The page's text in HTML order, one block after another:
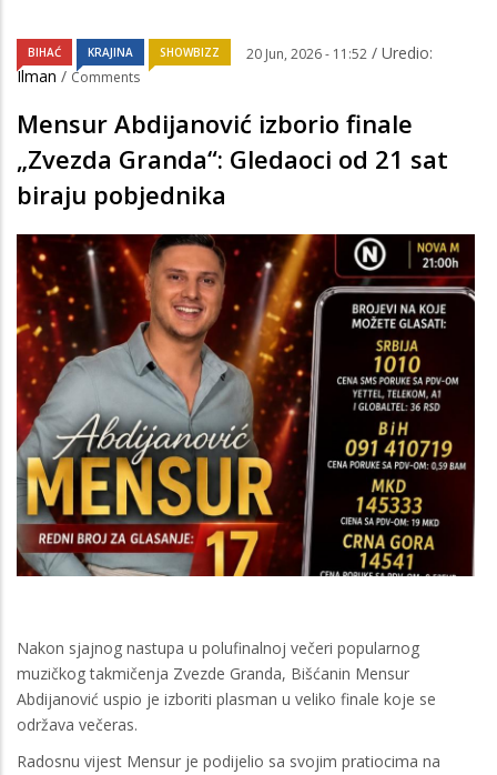
BIHAĆ KRAJINA SHOWBIZZ 20 Jun, 2026 - 11:52 / Uredio:
Ilman / Comments
Mensur Abdijanović izborio finale
„Zvezda Granda“: Gledaoci od 21 sat
biraju pobjednika
Nakon sjajnog nastupa u polufinalnoj večeri popularnog
muzičkog takmičenja Zvezde Granda, Bišćanin Mensur
Abdijanović uspio je izboriti plasman u veliko finale koje se
održava večeras.
Radosnu vijest Mensur je podijelio sa svojim pratiocima na